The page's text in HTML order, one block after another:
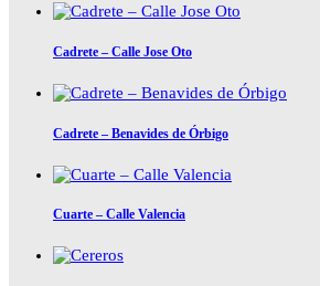
Cadrete – Calle Jose Oto
Cadrete – Benavides de Órbigo
Cuarte – Calle Valencia